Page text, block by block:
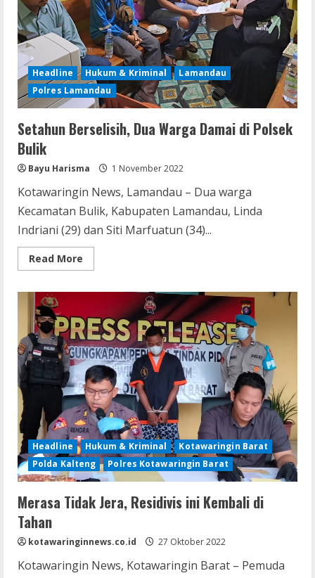
Headline Hukum & Kriminal
Lamandau
Polres Lamandau
Setahun Berselisih, Dua Warga Damai di Polsek
Bulik
Bayu Harisma 1 November 2022
Kotawaringin News, Lamandau – Dua warga
Kecamatan Bulik, Kabupaten Lamandau, Linda
Indriani (29) dan Siti Marfuatun (34)...
Read More
more
Berselisih,
Warga
Damai
di
Polsek
Bulik
Headline Hukum & Kriminal
Kotawaringin Barat
Polda Kalteng
Polres Kotawaringin Barat
Merasa Tidak Jera, Residivis ini Kembali di
Tahan
kotawaringinnews.co.id 27 Oktober 2022
Kotawaringin News, Kotawaringin Barat – Pemuda